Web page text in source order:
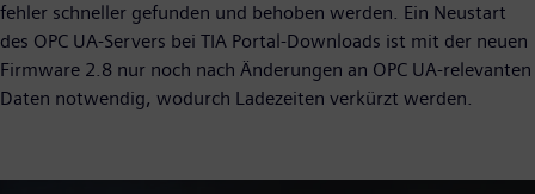
fehler schneller gefunden und behoben werden. Ein Neustart
des OPC UA-Servers bei TIA Portal-Downloads ist mit der neuen
Firmware 2.8 nur noch nach Änderungen an OPC UA-relevanten
Daten notwendig, wodurch Ladezeiten verkürzt werden.